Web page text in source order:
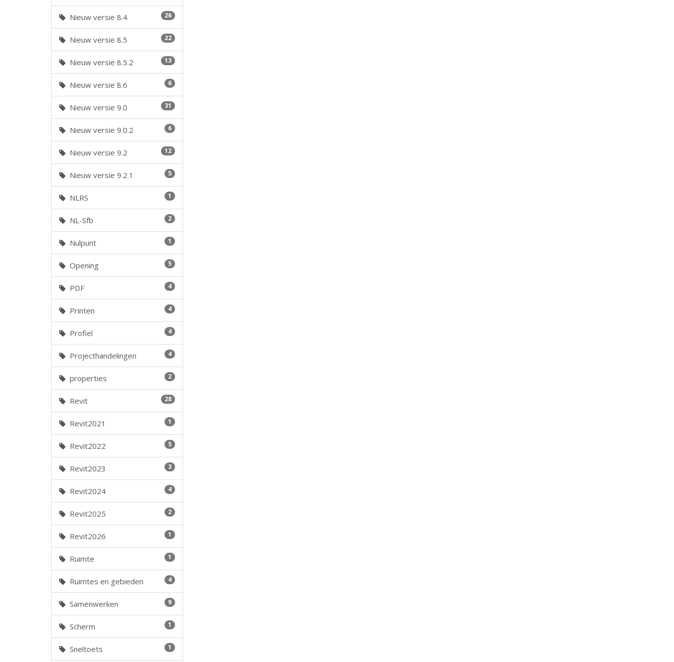
26
Nieuw versie 8.4
22
Nieuw versie 8.5
13
Nieuw versie 8.5.2
6
Nieuw versie 8.6
31
Nieuw versie 9.0
6
Nieuw versie 9.0.2
12
Nieuw versie 9.2
5
Nieuw versie 9.2.1
1
NLRS
2
NL-Sfb
1
Nulpunt
5
Opening
4
PDF
4
Printen
4
Profiel
4
Projecthandelingen
2
properties
28
Revit
1
Revit2021
5
Revit2022
3
Revit2023
4
Revit2024
2
Revit2025
1
Revit2026
1
Ruimte
4
Ruimtes en gebieden
9
Samenwerken
1
Scherm
1
Sneltoets